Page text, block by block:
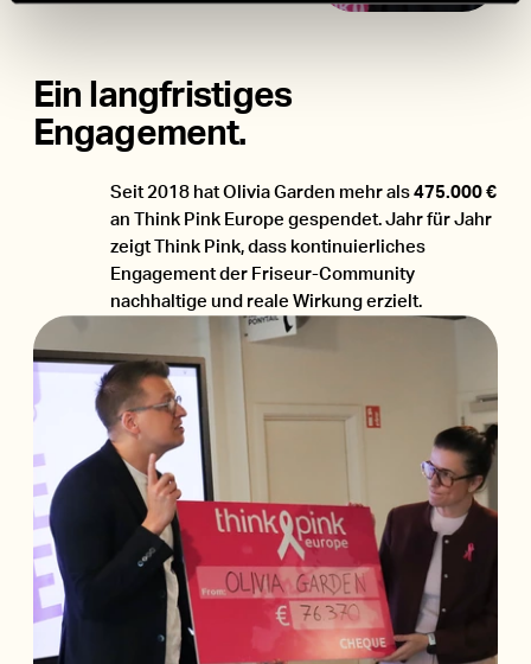
Ein langfristiges
Engagement.
Seit 2018 hat Olivia Garden mehr als475.000 €
an Think Pink Europe gespendet. Jahr für Jahr
zeigt Think Pink, dass kontinuierliches
Engagement der Friseur-Community
nachhaltige und reale Wirkung erzielt.